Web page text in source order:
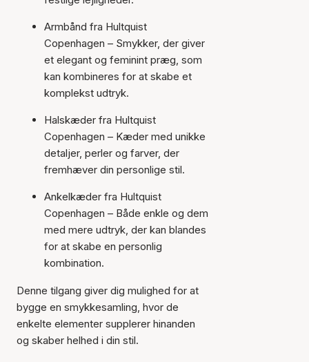
Armbånd fra Hultquist
Copenhagen – Smykker, der giver
et elegant og feminint præg, som
kan kombineres for at skabe et
komplekst udtryk.
Halskæder fra Hultquist
Copenhagen – Kæder med unikke
detaljer, perler og farver, der
fremhæver din personlige stil.
Ankelkæder fra Hultquist
Copenhagen – Både enkle og dem
med mere udtryk, der kan blandes
for at skabe en personlig
kombination.
Denne tilgang giver dig mulighed for at
bygge en smykkesamling, hvor de
enkelte elementer supplerer hinanden
og skaber helhed i din stil.